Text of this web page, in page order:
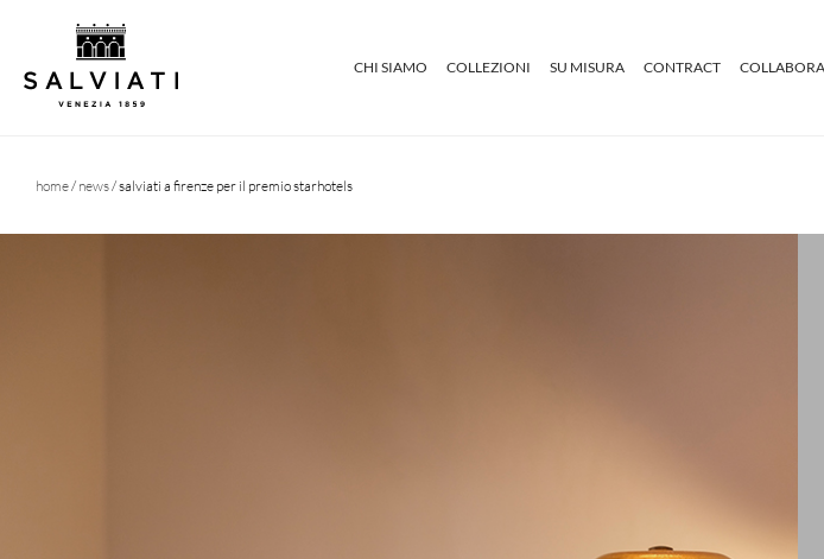
CHI SIAMO COLLEZIONI SU MISURA CONTRACT
home/ news/ salviati a firenze per il premio starhotels